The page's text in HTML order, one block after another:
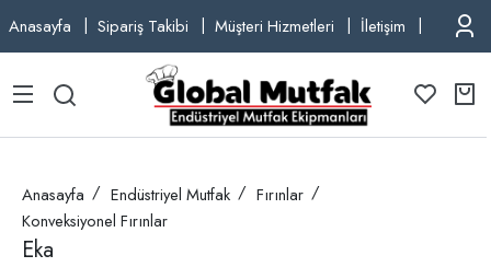
Anasayfa Sipariş Takibi Müşteri Hizmetleri İletişim TEL:
Anasayfa Endüstriyel Mutfak
Fırınlar
Konveksiyonel Fırınlar
Eka